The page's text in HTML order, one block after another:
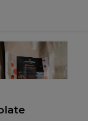
Collection